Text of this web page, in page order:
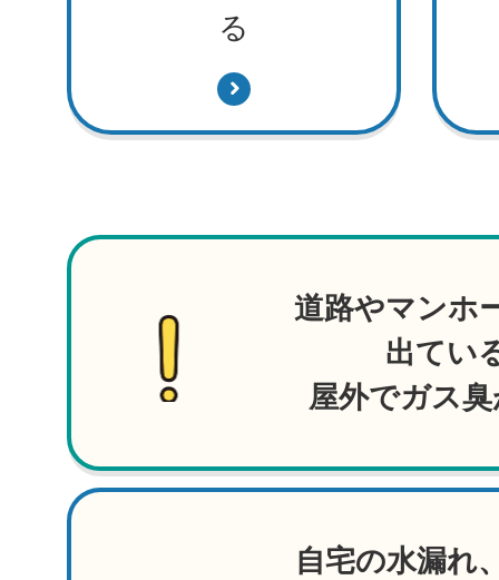
る
道路やマンホ
出てい
屋外でガス
自宅の水漏れ